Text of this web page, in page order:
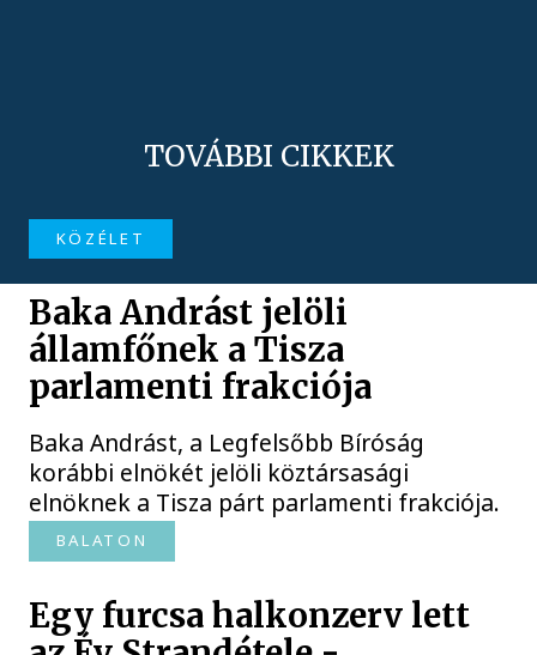
TOVÁBBI CIKKEK
KÖZÉLET
Baka Andrást jelöli
államfőnek a Tisza
parlamenti frakciója
Baka Andrást, a Legfelsőbb Bíróság
korábbi elnökét jelöli köztársasági
elnöknek a Tisza párt parlamenti frakciója.
BALATON
Egy furcsa halkonzerv lett